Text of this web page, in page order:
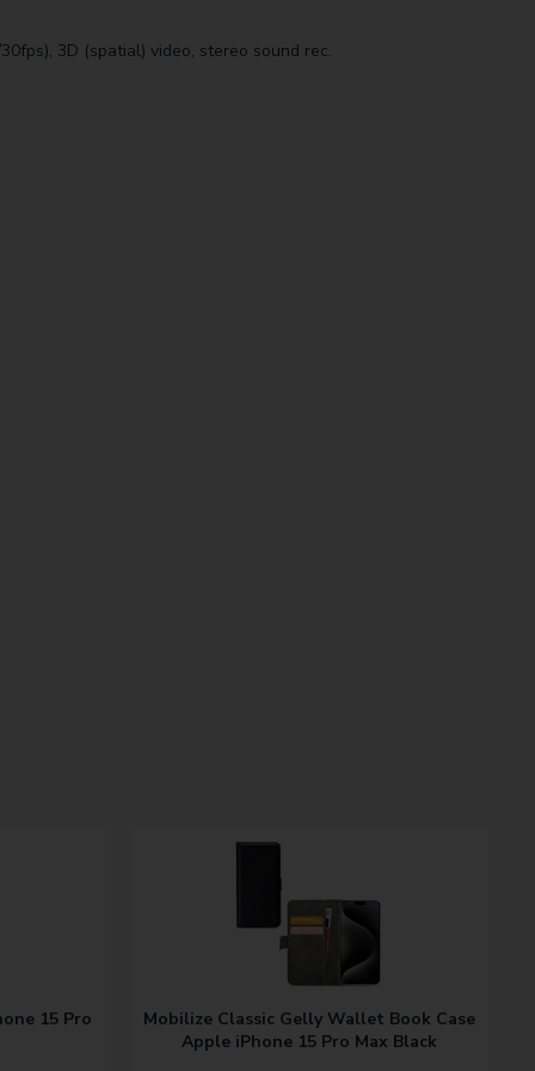
3D (spatial) video, stereo sound rec.
15 Pro
Mobilize Classic Gelly Wallet Book Case
Apple iPhone 15 Pro Max Black